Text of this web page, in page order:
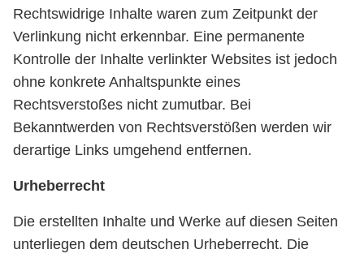
Rechtswidrige Inhalte waren zum Zeitpunkt der
Verlinkung nicht erkennbar. Eine permanente
Kontrolle der Inhalte verlinkter Websites ist jedoch
ohne konkrete Anhaltspunkte eines
Rechtsverstoßes nicht zumutbar. Bei
Bekanntwerden von Rechtsverstößen werden wir
derartige Links umgehend entfernen.
Urheberrecht
Die erstellten Inhalte und Werke auf diesen Seiten
unterliegen dem deutschen Urheberrecht. Die